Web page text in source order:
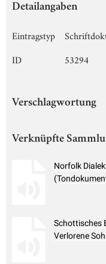
Detailangaben
Eintragstyp
ID
53294
Verschlagwortung
Verknüpfte
Norfolk
Schottisches
Verlorene